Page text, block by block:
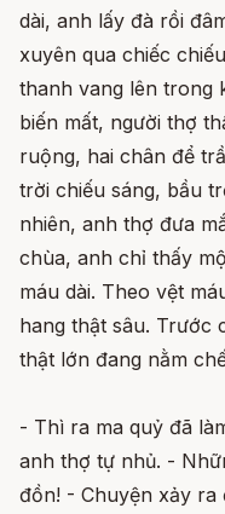
dài, anh lấy đà rồi
xuyên qua chiếc
thanh vang lên trong
biến mất, người thợ
ruộng, hai chân để
trời chiếu sáng, bầu
nhiên, anh thợ đưa
chùa, anh chỉ thấy
máu dài. Theo vệt
hang thật sâu. Trước
thật lớn đang nằm
- Thì ra ma quỷ đã
anh thợ tự nhủ. -
đồn! - Chuyện xảy ra